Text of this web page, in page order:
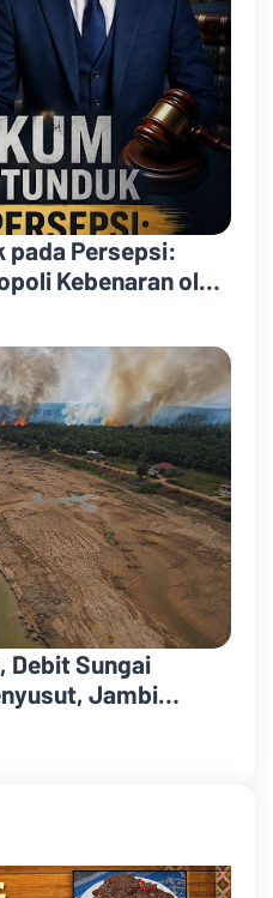
pada Persepsi:
Kebenaran oleh
Debit Sungai
Jambi
Air Bersih dan